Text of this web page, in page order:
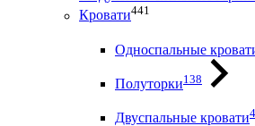
Кровати441
Односпальные
Полуторки138
Двуспальные кровати